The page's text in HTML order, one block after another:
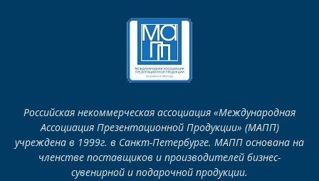
Российская некоммерческая ассоциация «Международная
Ассоциация Презентационной Продукции» (МАПП)
учреждена в 1999г. в Санкт-Петербурге. МАПП основана на
членстве поставщиков и производителей бизнес-
сувенирной и подарочной продукции.